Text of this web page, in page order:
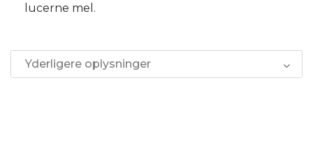
lucerne mel.
Yderligere oplysninger